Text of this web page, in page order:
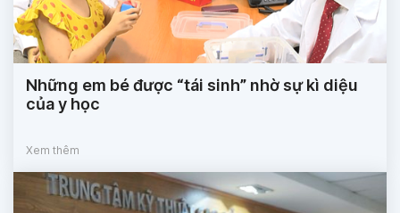
Những em bé được “tái sinh” nhờ sự kì diệu
của y học
Xem thêm